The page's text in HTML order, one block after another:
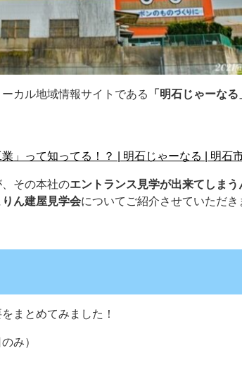
カル地域情報サイトである 「明石じゃーなる
」って知ってる！？ | 明石じゃーなる | 明石
その本社のエントランス見学が出来てしまう
ん建屋見学会についてご紹介させていただき
まとめてみました！
み）